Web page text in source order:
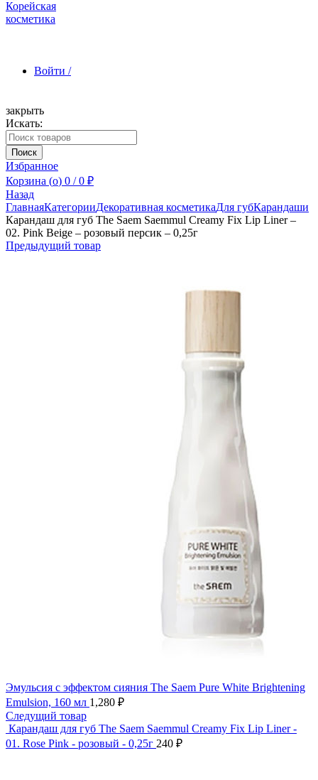
Войти /
Зарегистрироваться
закрыть
Искать:
Поиск
Избранное
Корзина (o) 0 / 0 ₽
Назад
ГлавнаяКатегорииДекоративная косметикаДля губКарандаши
Карандаш для губ The Saem Saemmul Creamy Fix Lip Liner –
02. Pink Beige – розовый персик – 0,25г
Предыдущий товар
Эмульсия с эффектом сияния The Saem Pure White Brightening
Emulsion, 160 мл 1,280 ₽
Следущий товар
Карандаш для губ The Saem Saemmul Creamy Fix Lip Liner -
01. Rose Pink - розовый - 0,25г 240 ₽